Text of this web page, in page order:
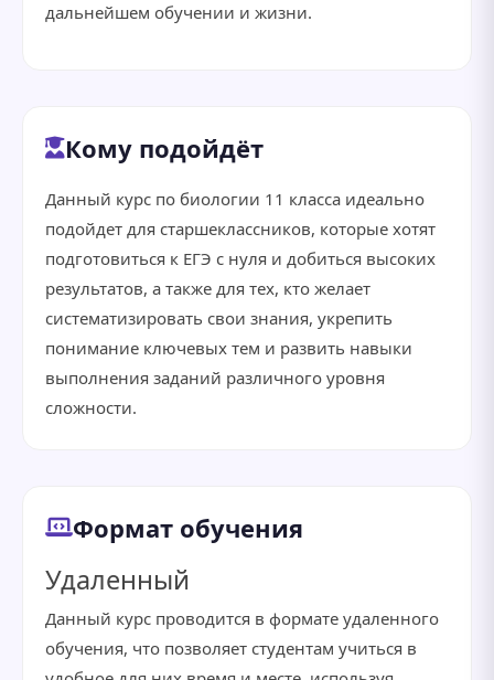
дальнейшем обучении и жизни.
Кому подойдёт
Данный курс по биологии 11 класса идеально
подойдет для старшеклассников, которые хотят
подготовиться к ЕГЭ с нуля и добиться высоких
результатов, а также для тех, кто желает
систематизировать свои знания, укрепить
понимание ключевых тем и развить навыки
выполнения заданий различного уровня
сложности.
Формат обучения
Удаленный
Данный курс проводится в формате удаленного
обучения, что позволяет студентам учиться в